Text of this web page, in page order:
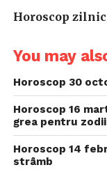
Horoscop
You may
Horoscop 30
Horoscop 16
grea pentru zodii
Horoscop 14
strâmb